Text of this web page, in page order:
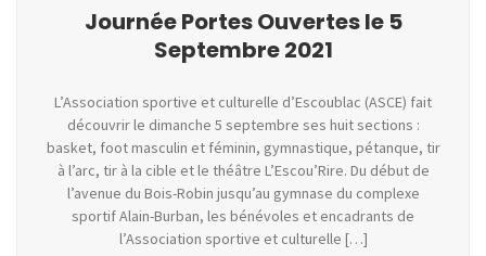
Journée Portes Ouvertes le 5
Septembre 2021
L’Association sportive et culturelle d’Escoublac (ASCE) fait
découvrir le dimanche 5 septembre ses huit sections :
basket, foot masculin et féminin, gymnastique, pétanque, tir
à l’arc, tir à la cible et le théâtre L’Escou’Rire. Du début de
l’avenue du Bois-Robin jusqu’au gymnase du complexe
sportif Alain-Burban, les bénévoles et encadrants de
l’Association sportive et culturelle […]